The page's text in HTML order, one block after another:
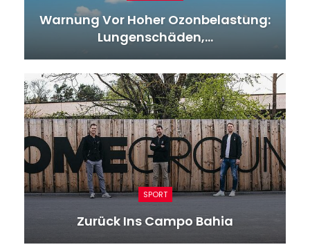
Warnung Vor Hoher Ozonbelastung:
Lungenschäden,…
SPORT
Zurück Ins Campo Bahia